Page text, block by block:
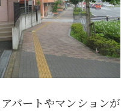
パートやマンションが